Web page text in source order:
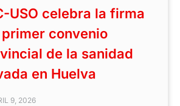
USO celebra la firma
convenio
de la sanidad
en Huelva
9, 2026